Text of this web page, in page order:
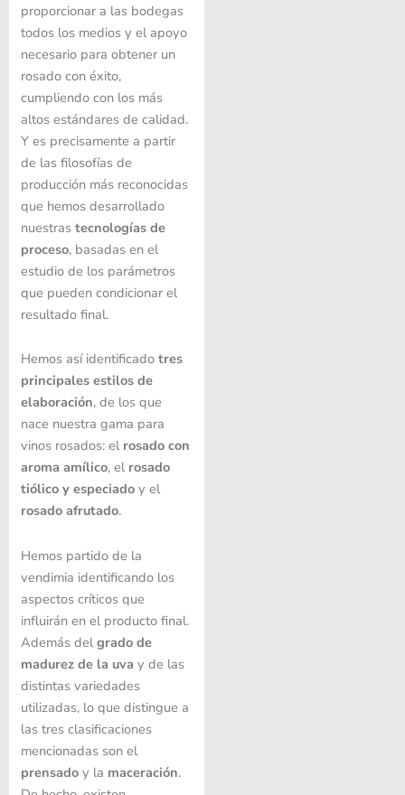
proporcionar a las bodegas
todos los medios y el apoyo
necesario para obtener un
rosado con éxito,
cumpliendo con los más
altos estándares de calidad.
Y es precisamente a partir
de las filosofías de
producción más reconocidas
que hemos desarrollado
nuestras tecnologías de
proceso, basadas en el
estudio de los parámetros
que pueden condicionar el
resultado final.
Hemos así identificado tres
principales estilos de
elaboración, de los que
nace nuestra gama para
vinos rosados: el rosado con
aroma amílico, el rosado
tiólico y especiadoy el
rosado afrutado.
Hemos partido de la
vendimia identificando los
aspectos críticos que
influirán en el producto final.
Además del grado de
madurez de la uva y de las
distintas variedades
utilizadas, lo que distingue a
las tres clasificaciones
mencionadas son el
prensadoy la maceración.